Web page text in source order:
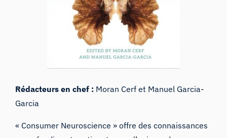
Rédacteurs en chef : Moran Cerf et Manuel Garcia-
Garcia
« Consumer Neuroscience » offre des connaissances